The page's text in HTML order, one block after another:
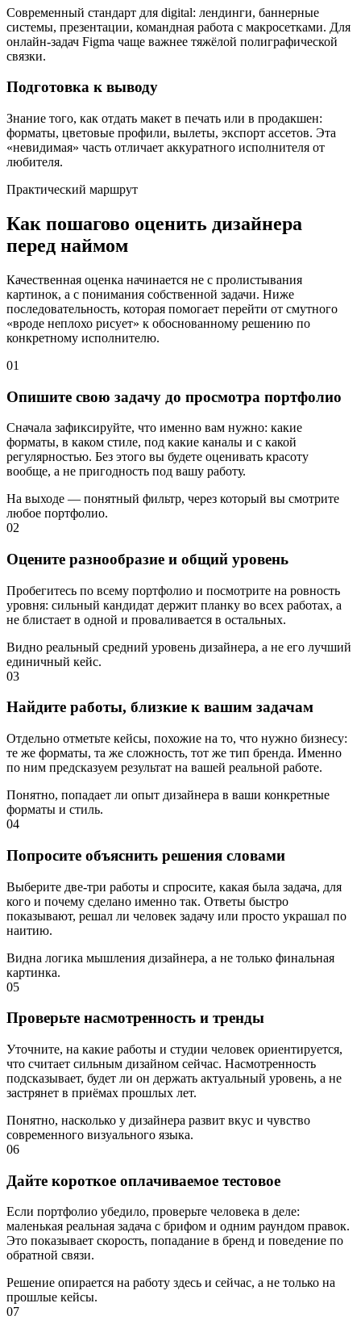
Современный стандарт для digital: лендинги, баннерные
системы, презентации, командная работа с макросетками. Для
онлайн-задач Figma чаще важнее тяжёлой полиграфической
связки.
Подготовка к выводу
Знание того, как отдать макет в печать или в продакшен:
форматы, цветовые профили, вылеты, экспорт ассетов. Эта
«невидимая» часть отличает аккуратного исполнителя от
любителя.
Практический маршрут
Как пошагово оценить дизайнера
перед наймом
Качественная оценка начинается не с пролистывания
картинок, а с понимания собственной задачи. Ниже
последовательность, которая помогает перейти от смутного
«вроде неплохо рисует» к обоснованному решению по
конкретному исполнителю.
01
Опишите свою задачу до просмотра портфолио
Сначала зафиксируйте, что именно вам нужно: какие
форматы, в каком стиле, под какие каналы и с какой
регулярностью. Без этого вы будете оценивать красоту
вообще, а не пригодность под вашу работу.
На выходе — понятный фильтр, через который вы смотрите
любое портфолио.
02
Оцените разнообразие и общий уровень
Пробегитесь по всему портфолио и посмотрите на ровность
уровня: сильный кандидат держит планку во всех работах, а
не блистает в одной и проваливается в остальных.
Видно реальный средний уровень дизайнера, а не его лучший
единичный кейс.
03
Найдите работы, близкие к вашим задачам
Отдельно отметьте кейсы, похожие на то, что нужно бизнесу:
те же форматы, та же сложность, тот же тип бренда. Именно
по ним предсказуем результат на вашей реальной работе.
Понятно, попадает ли опыт дизайнера в ваши конкретные
форматы и стиль.
04
Попросите объяснить решения словами
Выберите две-три работы и спросите, какая была задача, для
кого и почему сделано именно так. Ответы быстро
показывают, решал ли человек задачу или просто украшал по
наитию.
Видна логика мышления дизайнера, а не только финальная
картинка.
05
Проверьте насмотренность и тренды
Уточните, на какие работы и студии человек ориентируется,
что считает сильным дизайном сейчас. Насмотренность
подсказывает, будет ли он держать актуальный уровень, а не
застрянет в приёмах прошлых лет.
Понятно, насколько у дизайнера развит вкус и чувство
современного визуального языка.
06
Дайте короткое оплачиваемое тестовое
Если портфолио убедило, проверьте человека в деле:
маленькая реальная задача с брифом и одним раундом правок.
Это показывает скорость, попадание в бренд и поведение по
обратной связи.
Решение опирается на работу здесь и сейчас, а не только на
прошлые кейсы.
07